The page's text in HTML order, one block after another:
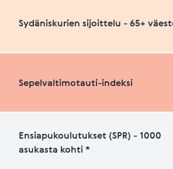
Sydäniskurien sijoittelu - 65+
Sepelvaltimotauti-indeksi
Ensiapukoulutukset (SPR) - 1000
asukasta kohti *